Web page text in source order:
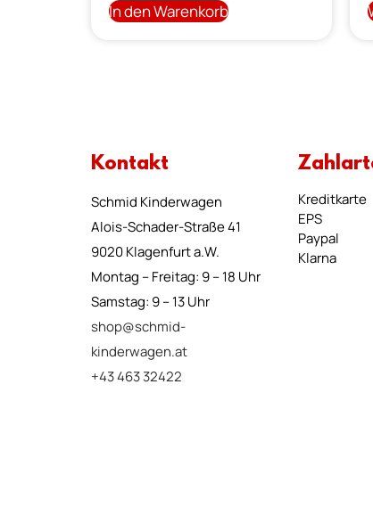
In den Warenkorb
Kontakt
Schmid Kinderwagen
Alois-Schader-Straße 41
9020 Klagenfurt a.W.
Montag – Freitag: 9 – 18 Uhr
Samstag: 9 – 13 Uhr
shop@schmid-
kinderwagen.at
+43 463 32422
Kreditkarte
EPS
Paypal
Klarna